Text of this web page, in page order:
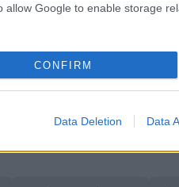
allow Google to enable storage
allow Google to enable storage
allow Google to enable storage
CONFIRM
Data Deletion Data